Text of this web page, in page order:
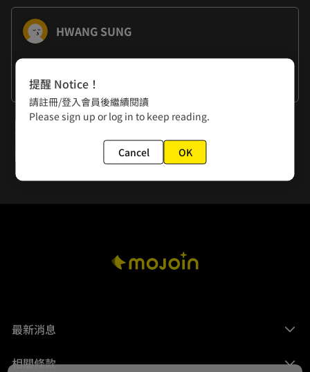
HWANG SUNG
謝謝大家的閱讀
下一話
第27話【重生】密室
最新消息
相關條款
提醒 Notice！
請註冊/登入會員後繼續閱讀
Please sign up or log in to keep reading.
Cancel OK